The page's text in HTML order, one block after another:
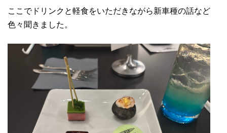
ここでドリンクと軽食をいただきながら新車種の話など
色々聞きました。